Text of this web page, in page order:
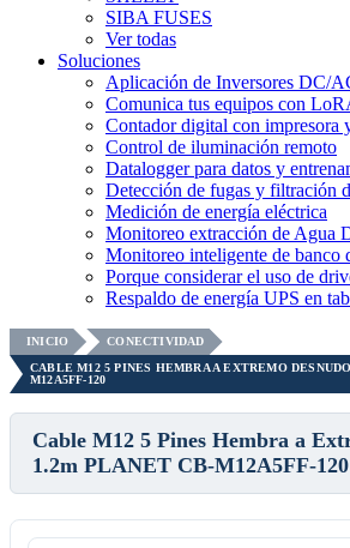
SIBA FUSES
Ver todas
Soluciones
Aplicación de Inversores DC/
Comunica tus equipos con
Contador digital con impresora
Control de iluminación remoto
Datalogger para datos y
Detección de fugas y filtración
Medición de energía eléctrica
Monitoreo extracción de Agua
Monitoreo inteligente de banco
Porque considerar el uso de
Respaldo de energía UPS en
INICIO
CONECTIVIDAD
CABLE M12 5 PINES HEMBRA A EXTREMO
M12A5FF-120
Cable M12 5 Pines Hembra a
1.2m PLANET CB-M12A5FF-120